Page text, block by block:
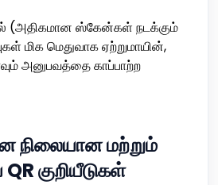
(அதிகமான ஸ்கேன்கள் நடக்கும்
மிக மெதுவாக ஏற்றுமாயின்,
அனுபவத்தை காப்பாற்ற
நிலையான மற்றும்
குறியீடுகள்